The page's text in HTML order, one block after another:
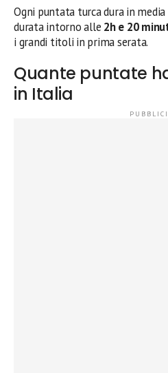
Ogni puntata turca dura in media
durata intorno alle 2h e 20
i grandi titoli in prima serata.
Quante puntate
in Italia